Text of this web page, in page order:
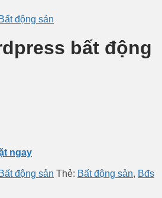
Bất động sản
bất động
ngay
Bất động sản Thẻ: Bất động sản, Bđs